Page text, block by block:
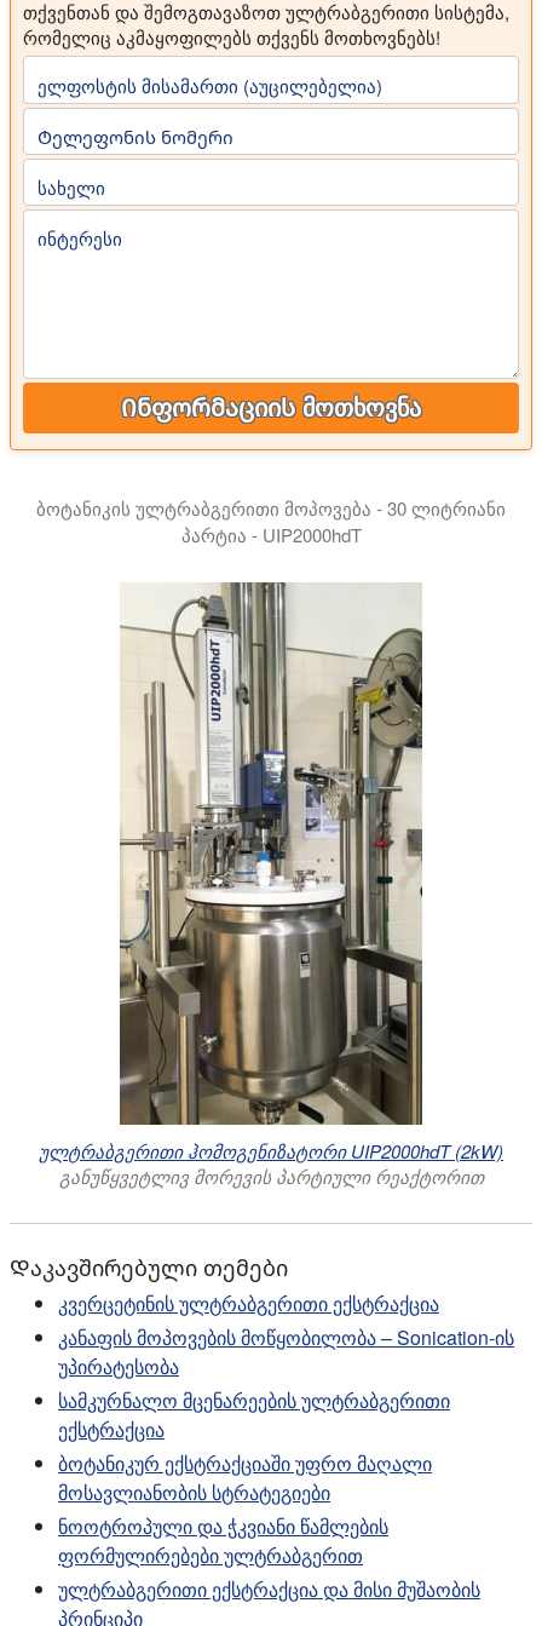
თქვენთან და შემოგთავაზოთ ულტრაბგერითი სისტემა,
რომელიც აკმაყოფილებს თქვენს მოთხოვნებს!
ელფოსტის მისამართი (აუცილებელია)
Ტელეფონის ნომერი
სახელი
ინტერესი
Ინფორმაციის მოთხოვნა
ბოტანიკის ულტრაბგერითი მოპოვება - 30 ლიტრიანი
პარტია - UIP2000hdT
ულტრაბგერითი ჰომოგენიზატორი UIP2000hdT (2kW)
განუწყვეტლივ მორევის პარტიული რეაქტორით
Დაკავშირებული თემები
კვერცეტინის ულტრაბგერითი ექსტრაქცია
კანაფის მოპოვების მოწყობილობა – Sonication-ის
უპირატესობა
სამკურნალო მცენარეების ულტრაბგერითი
ექსტრაქცია
ბოტანიკურ ექსტრაქციაში უფრო მაღალი
მოსავლიანობის სტრატეგიები
ნოოტროპული და ჭკვიანი წამლების
ფორმულირებები ულტრაბგერით
ულტრაბგერითი ექსტრაქცია და მისი მუშაობის
პრინციპი